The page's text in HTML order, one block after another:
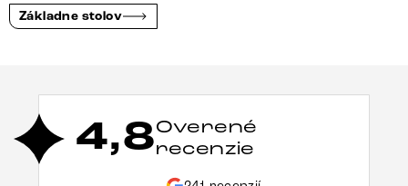
Základne stolov
4,8Overené
recenzie